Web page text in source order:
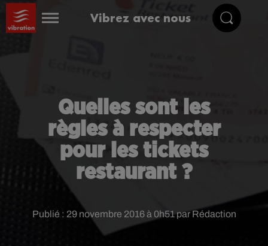
Vibrez avec nous
Quelles sont les
règles à respecter
pour les tickets
restaurant ?
Publié : 29 novembre 2016 à 0h51 par Rédaction